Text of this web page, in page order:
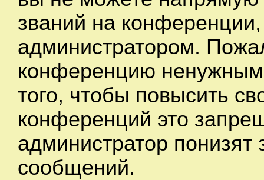
званий на
администратором.
конференцию
того, чтобы повысить
конференций это
администратор понизят
сообщений.